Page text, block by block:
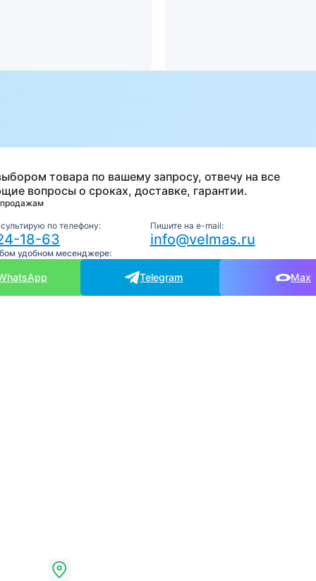
товара по вашему запросу, отвечу на все
вопросы о сроках, доставке, гарантии.
по телефону:
18-63
Пишите на e-mail:
info@velmas.ru
удобном месенджере:
Telegram Max